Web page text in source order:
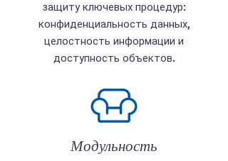
защиту ключевых процедур:
конфиденциальность данных,
целостность информации и
доступность объектов.
Модульность